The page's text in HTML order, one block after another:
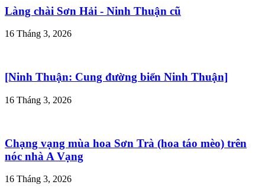
Làng chài Sơn Hải - Ninh Thuận cũ
16 Tháng 3, 2026
[Ninh Thuận: Cung đường biển Ninh Thuận]
16 Tháng 3, 2026
Chạng vạng mùa hoa Sơn Trà (hoa táo mèo) trên
nóc nhà A Vạng
16 Tháng 3, 2026